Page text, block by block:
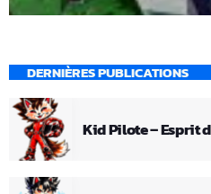
DERNIÈRES PUBLICATIONS
Kid Pilote – Esprit